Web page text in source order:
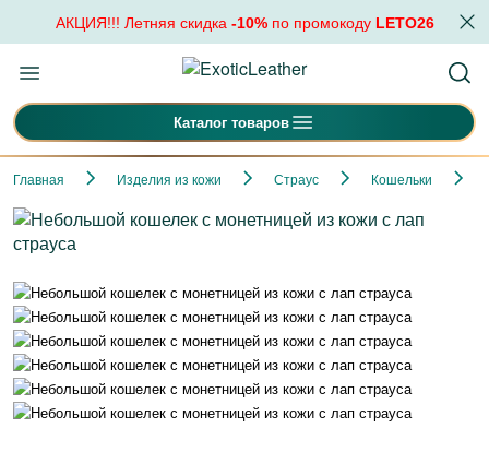
АКЦИЯ!!! Летняя скидка -10%по промокоду LETO26
Каталог товаров
Главная Изделия из кожи Страус Кошельки